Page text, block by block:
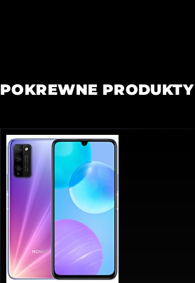
POKREWNE PRODUKTY